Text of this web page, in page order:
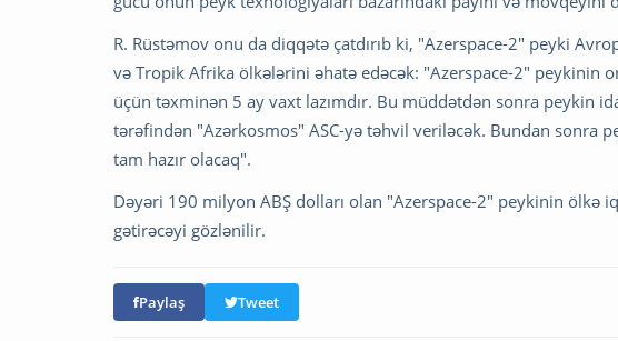
R. Rüstəmov onu da diqqətə çatdırıb ki, "Azerspace-2" peyki
və Tropik Afrika ölkələrini əhatə edəcək: "Azerspace-2" peykinin
üçün təxminən 5 ay vaxt lazımdır. Bu müddətdən sonra peykin
tərəfindən "Azərkosmos" ASC-yə təhvil veriləcək. Bundan sonra
tam hazır olacaq".
Dəyəri 190 milyon ABŞ dolları olan "Azerspace-2" peykinin ölkə
gətirəcəyi gözlənilir.
Paylaş Tweet